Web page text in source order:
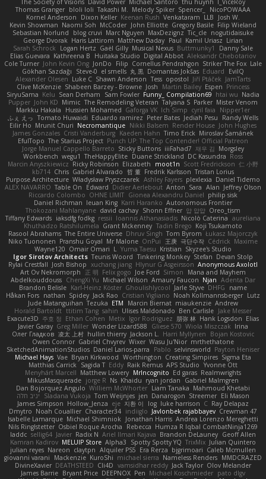
Thomas Granger bloli loli Takashi M. Melody Spiker Spencer_
NicoPOWAAA
Kornel Anderson
Dixon Keller Keenan Rush Venkataram LLB
Josh W.
Kevin Showman Naomi Soh McCoder John Elliotte Gregory Basile Filip Wieland
Sebastian Norlund
blog cruvi Marc Nguyen MaxDezignz Tic_cle nogutidaisuke
George Dvorak Haris Lattirom Matthew Daday Paul Kamil Uriasz Lirian
Sarah Schrock
Logan Hertz Gaël Gilly Musical Nexus Buttmunky1
Danny Sale
Elias Guevara Kathreena B Huitaka Studio Digital Abbot Aleksandr Chebotariov
Cole Turner John Kevin Ong JonDo Filip Cornellus Pendrahgon Striker The Fox Lale
Gökhan Sazdağı
Steve-0 el smells 丸 黒 Domantas Jokšas Eduard
EvilQ
Alexander Olesen Luke C Shawn Anderson Tess opostol Jiří Ptáček JamTarts
Clive McKenzie Shabeen Barzey - Browne Josh Martin Bailey Espen Princess
SiryuSama Kelu Sean Derham Sam Fowler Funny_ Compilation69 htai wu Nadia
Pupper John KD Mimic The Remodeling Veteran Talyana S Parker Mister Venom
Markku Hakala
Hussien Mohamed Gaforga VK Ich Simp cyril faia
Nipper1er
ふぇ えっ Tomato Huwaidi Eduardo ramirez Peter Bates Jediah Pesu
Randy Wells
Eilir Ho Mrunit Churi Necromantique Nikki Balsem Render House John Hughes
James Gonzales Cristi Vanderburg Kaeden Hahn Timo Erick Miroslav Šamánek
EfulTopo The Starius Project Punch UP: The Top Contender! Official Patreon
Jorge Manuel Cappello Barreto Sticky Buttons iiiFahad7 재우 김 Morgsley
Workbench wegu1 TheHappyElite Duane Strickland DC Kasundra Ross
Marcin Anyszkiewicz Ricky Robinson Elizabeth moot1n Scott Fredrickson 仁 小野
kb714 Chris Gabriel Alvarado 哲 董 Fredrik Karlsson Tristan Lorius
Purpose Architecture Władysław Pryszczarek Ashley Fayers plexlexia Daniel Tidemo
ALEX NAVARRO Table On Edward Didier Aerlebout Anton Sara Alan Jeffrey Olson
Riccardo Colombo OHNE LIMIT Gionea Alexandru Daniel philip sisk
Daniel Richman Ieuan King Karri Haranko Autonomous Frontier
Thokozani Mahlanyane david cachay Shonn Effner 얍 얍얍 Oreo_tism
Tiffany Edwards iaksdfg fodkg ressii Ioannis Athanasiadis Nicolò Caterina aureliana
Khuthadzo Ratshilumela Grant Mckenney Tadin Brego Koji Tsukamoto
Rasool Abrahams The Entire Universe Dhruv Singh Tom Byrom Łukasz Majorczyk
Niko Tuononen Pranshu Goyal Mr Malone OnPui 王庚 극단수작 Cédrick Maxime
Wayne120 Omair Omari L Yuma Taesu Kristian Skyzee's Studio
Igor Sirotov Architects Teunis Woord Tinkering Monkey Stefan Devan Stolp
Rylai Crestfall Josh Bishop xuchang jiang Hlynur G Asgeirsson Anonymous Axolotl
Art Ov Nekromorph
正 明 Felix gogo Joe Ford Simon
Mana and Mayhem
Abdelkouddouss ChengXi Yu Michael Wilson Amaury Faucon Njan Adenta Dar
Brandon Belisle Karl-Heinz Köster Ghoulishlycool Jarle Styve DHFG
name
Håkan Fors nathan Spidey Jack Rao Cristian Vigliano Noah Kollmannsberger Lutz
Jude Matanguihan Tezuka ETM Marcin Biernat miaukenzie Andrew
Horald Bartoldt ttitim Tang sahin Ulises Maldonado Ben Carlisle Jake Messer
Exacute3D 주호 정 Ethan Cohen Metix Igor Rodriguez 朋弥 林 Hank Logsdon Elias
Javier Garay Greg Miller Wonder Lizard588 Gliese 570 Wiola Miszczak Irina
Олег Гладков 凌太 上村 hullin thierry Jackson L. Harri Myllynen
Bojan Kostovic
Owen Connor Gabriel Chvyrev Wixer Wasu Ju'Nior mrthethatone
SketchedAnimationStudios Daniel Larios-parra Pablo selvinsworld Payton Heniser
Michael Hays Vae Bryan Kirkwood Worthington Creating Simpires Sigma Eta
Matthias Carrick
Sagida T Eddy Raik Remus APS Studio Yvonne Ott
Menyhárt Marcell Matthew Lowery MrIncognito Ed garas Realmwrights
MikusMasquerade jorge R Ns Khaidu ryan jordan
Gabriel Malmgren
Dan Bojorquez Angulo Williem McWhorter Liam Tanaka Mahmoud Khetabi
יניב חלה
Sladana Vukoja Tom Weijnjes jen Danarogon Streemer Eli Mason
James Simpson Hollow_Jenza eje 지환 이 log luke harrison C Ray Delapaz
Dmytro Noah Couallier Character34 indiiglo Javlonbek rajabbayev Crewman 47
Isabelle Lamarque Michael Shimniok Jonathan Harris Andrea Lorenzo Mereghetti
Nils Ringlstetter Osbiel Roque Arocha Rebecca Humza R Iqbal CombatNinja1269
laddc sellig64 Javier Radix N Ariel Ilmari Kajava Brandon DeLauney Geoff Allen
Kamran Kadirov MELUIP Store Alpha3 Spotty Spotty YQ TrixMix Julian Quintero
julian reyes Nareon claytpn Alquiler PS5 Era Rerza bjgrimoari Caleb Mcmullen
giovanni varani
Mackenzie KuroShi michael sierra Nameless Renders MMDCRAZED
DivineXavier DEATHSTEED Cli4D vamsidhar reddy Jack Taylor Olov Melander
James Barrie Bryant Price DEEPNOX Pen Michael Koschmieder pato dlgv